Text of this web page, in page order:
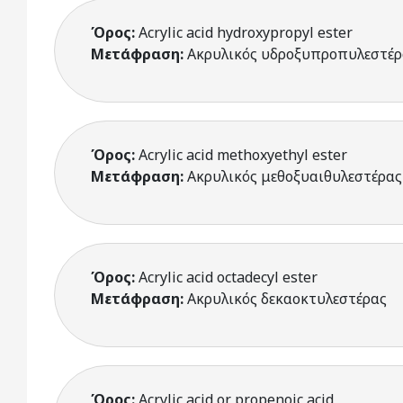
Όρος:Acrylic acid hydroxypropyl ester
Μετάφραση:Ακρυλικός
Όρος:Acrylic acid methoxyethyl ester
Μετάφραση:Ακρυλικός μεθοξυαιθυλεστέρας
Όρος:Acrylic acid octadecyl ester
Μετάφραση:Ακρυλικός δεκαοκτυλεστέρας